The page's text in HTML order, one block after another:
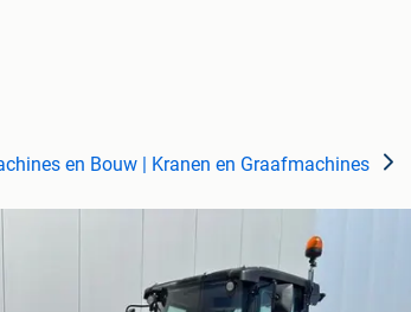
en Bouw | Kranen en Graafmachines